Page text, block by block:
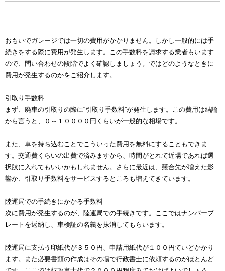
おもいでガレージでは一切の費用がかかりません。しかし一般的には手
続きをする際に費用が発生します。この手数料を請求する業者もいます
ので、問い合わせの段階でよく確認しましょう。ではどのようなときに
費用が発生するのかをご紹介します。
引取り手数料
まず、廃車の引取りの際に“引取り手数料”が発生します。この費用は結論
から言うと、０～１００００円くらいが一般的な相場です。
また、車を持ち込むことでこういった費用を無料にすることもできま
す。交通費くらいの出費で済みますから、時間がとれて近場であれば選
択肢に入れてもいいかもしれません。さらに最近は、競合先が増えた影
響か、引取り手数料をサービスするところも増えてきています。
陸運局での手続きにかかる手数料
次に費用が発生するのが、陸運局での手続きです。ここではナンバープ
レートを返納し、車検証の名義を抹消してもらいます。
陸運局に支払う印紙代が３５０円、申請用紙代が１００円ていどかかり
ます。また必要書類の作成はその場で行政書士に依頼するのがほとんど